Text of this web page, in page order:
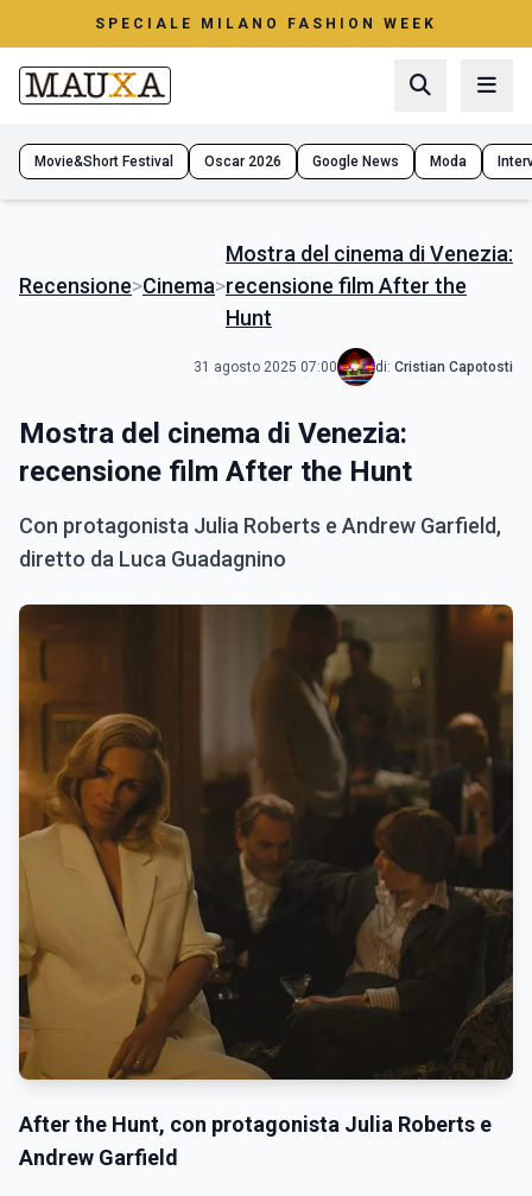
SPECIALE MILANO FASHION WEEK
Movie&Short Festival Oscar 2026 Google News Moda
Recensione>Cinema>
Mostra del cinema di Venezia:
recensione film After the
Hunt
31 agosto 2025 07:00 di: Cristian Capotosti
Mostra del cinema di Venezia:
recensione film After the Hunt
Con protagonista Julia Roberts e Andrew Garfield,
diretto da Luca Guadagnino
After the Hunt, con protagonista Julia Roberts e
Andrew Garfield